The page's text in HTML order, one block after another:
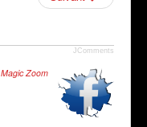
JComments
Magic Zoom